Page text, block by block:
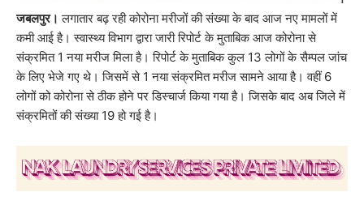
जबलपुर। लगातार बढ़ रही कोरोना मरीजों की संख्या के बाद आज नए मामलों में
कमी आई है। स्वास्थ्य विभाग द्वारा जारी रिपोर्ट के मुताबिक आज कोरोना से
संक्रमित 1 नया मरीज मिला है। रिपोर्ट के मुताबिक कुल 13 लोगों के सैम्पल जांच
के लिए भेजे गए थे। जिसमें से 1 नया संक्रमित मरीज सामने आया है। वहीं 6
लोगों को कोरोना से ठीक होने पर डिस्चार्ज किया गया है। जिसके बाद अब जिले में
संक्रमितों की संख्या 19 हो गई है।